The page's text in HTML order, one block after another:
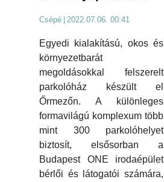
Csépé | 2022.07.06. 00:41
Egyedi kialakítású, okos és
környezetbarát
megoldásokkal felszerelt
parkolóház készült el
Őrmezőn. A különleges
formavilágú komplexum több
mint 300 parkolóhelyet
biztosít, elsősorban a
Budapest ONE irodaépület
bérlői és látogatói számára,